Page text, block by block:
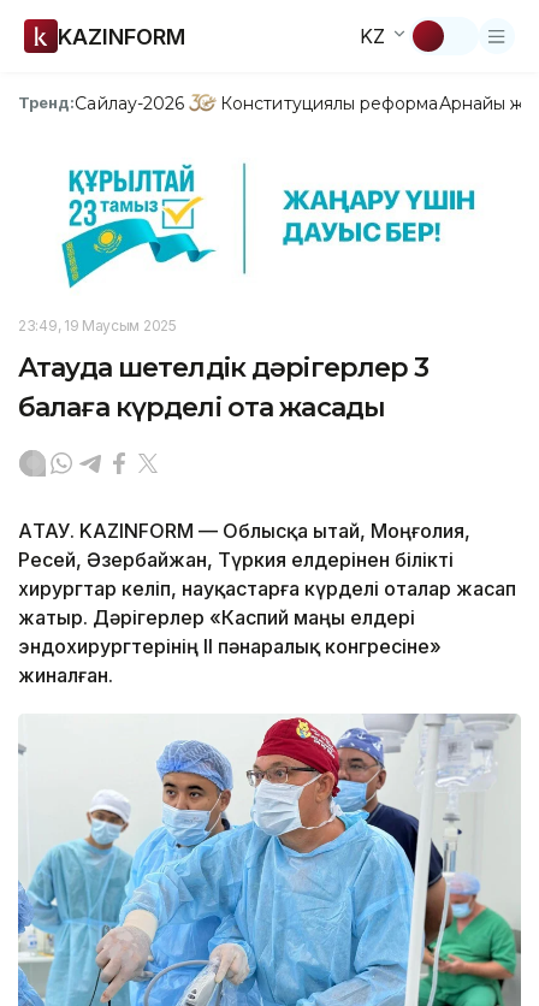
KAZINFORM KZ
Тренд:Сайлау-2026 Конституциялық реформаАрнайы
23:49, 19 Маусым 2025
Ақтауда шетелдік дәрігерлер 3
балаға күрделі ота жасады
АҚТАУ. KAZINFORM — Облысқа Қытай, Моңғолия,
Ресей, Әзербайжан, Түркия елдерінен білікті
хирургтар келіп, науқастарға күрделі оталар жасап
жатыр. Дәрігерлер «Каспий маңы елдері
эндохирургтерінің II пәнаралық конгресіне»
жиналған.